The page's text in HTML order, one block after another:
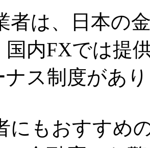
者は、日本の
国内FXでは提
ナス制度があ
にもおすすめ